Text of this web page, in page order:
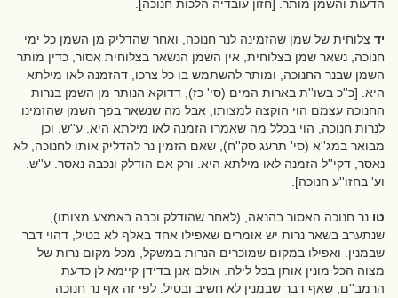
הדעות והשמן מותר. [חזון עובדיה הלכות חנוכה].
יד צלוחית של שמן שהזמינה לנר חנוכה, ואחר שהדליק מן השמן כל ימי
חנוכה, נשאר שמן בצלוחית, אין השמן הנשאר בצלוחית אסור, כדין מותר
השמן שבנר החנוכה, ומותר להשתמש בו כל צרכו, דהזמנה לאו מילתא
היא. [כ''כ בשו''ת בארות המים (סי' כז), דדוקא הנותר מן השמן בנרות
החנוכה עצמם הוי הוקצה למצותו, אבל מה שנשאר בפך השמן שהזמינו
לנרות חנוכה, הוי בכלל מה שאמרו הזמנה לאו מילתא היא. ע''ש. וכן
מבואר במג''א (סי' תרעג סק''ח), שאם הזמין נר להדליק אותו לחנוכה, לא
נאסר, דקי''ל הזמנה לאו מילתא היא. ורק אם הודלק ונכבה נאסר. ע''ש.
וע' בחזו''ע חנוכה].
טו נר חנוכה האסור בהנאה, (לאחר שהודלק וכבה באמצע מצותו),
שנתערב בשאר נרות יש אומרים שאפילו אחד באלף לא בטיל, דהוי דבר
שבמנין. ואפילו במקום שמוכרים הנרות במשקל, מכל מקום נרות של
מצוה הכל מונין אותן בכל לילה. אולם אנן בדידן קיימא לן כדעת
הרמב''ם, שאף דבר שבמנין לא חשיב ובטיל. לפי זה אף נר חנוכה